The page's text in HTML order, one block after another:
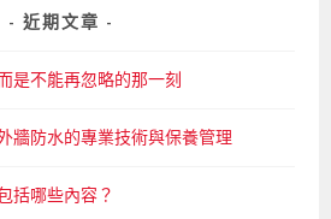
近期文章
是不能再忽略的那一刻
牆防水的專業技術與保養管理
括哪些內容？